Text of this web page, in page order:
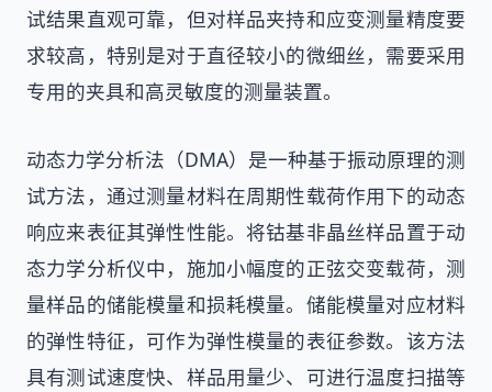
试结果直观可靠，但对样品夹持和应变测量精度要
求较高，特别是对于直径较小的微细丝，需要采用
专用的夹具和高灵敏度的测量装置。
动态力学分析法（DMA）是一种基于振动原理的测
试方法，通过测量材料在周期性载荷作用下的动态
响应来表征其弹性性能。将钴基非晶丝样品置于动
态力学分析仪中，施加小幅度的正弦交变载荷，测
量样品的储能模量和损耗模量。储能模量对应材料
的弹性特征，可作为弹性模量的表征参数。该方法
具有测试速度快、样品用量少、可进行温度扫描等